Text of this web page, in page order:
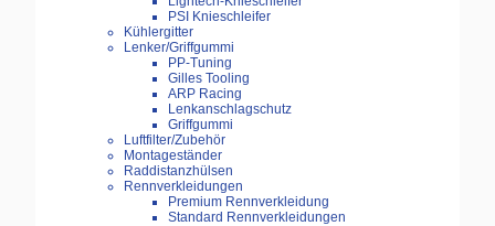
PSI Knieschleifer
Kühlergitter
Lenker/Griffgummi
PP-Tuning
Gilles Tooling
ARP Racing
Lenkanschlagschutz
Griffgummi
Luftfilter/Zubehör
Montageständer
Raddistanzhülsen
Rennverkleidungen
Premium Rennverkleidung
Standard Rennverkleidungen